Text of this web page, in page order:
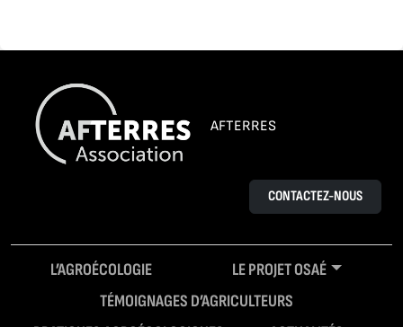
AFTERRES
CONTACTEZ-NOUS
L’AGROÉCOLOGIE
LE PROJET OSAÉ
TÉMOIGNAGES D’AGRICULTEURS